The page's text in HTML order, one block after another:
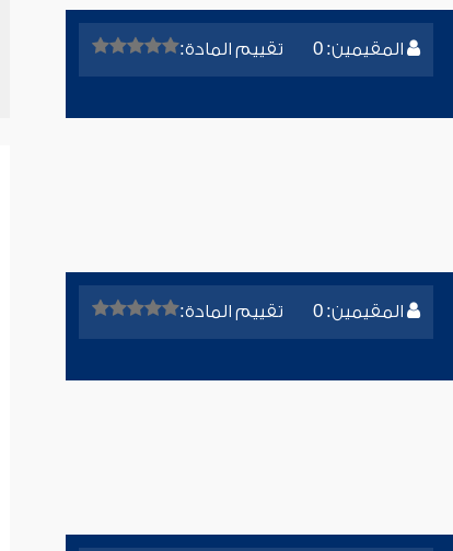
المقيمين: 0 تقييم المادة:
المقيمين: 0 تقييم المادة: